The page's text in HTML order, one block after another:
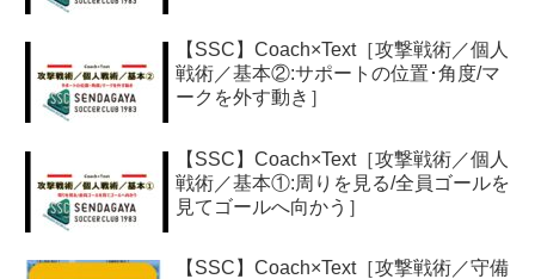
【SSC】Coach×Text［攻撃戦術／個人
戦術／基本②:サポートの位置･角度/マ
ークを外す動き］
【SSC】Coach×Text［攻撃戦術／個人
戦術／基本①:周りを見る/全員ゴールを
見てゴールへ向かう］
【SSC】Coach×Text［攻撃戦術／守備